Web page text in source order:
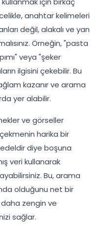
anahtar kelimeleri
değil, alakalı ve yan
Örneğin, "pasta
veya "şeker
ilgisini çekebilir. Bu
kazanır ve arama
yer alabilir.
ve görseller
harika bir
diye boşuna
veri kullanarak
Bu, arama
olduğunu net bir
daha zengin ve
sağlar.